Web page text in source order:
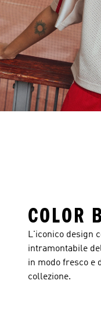
COLOR
L'iconico design
intramontabile
in modo fresco e
collezione.